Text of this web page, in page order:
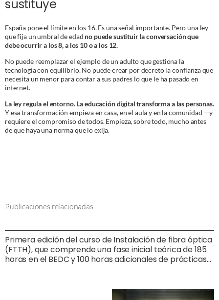
sustituye
España pone el límite en los 16. Es una señal importante. Pero una ley
que fija un umbral de edad no puede sustituir la conversación que
debe ocurrir a los 8, a los 10 o a los 12.
No puede reemplazar el ejemplo de un adulto que gestiona la
tecnología con equilibrio. No puede crear por decreto la confianza que
necesita un menor para contar a sus padres lo que le ha pasado en
internet.
La ley regula el entorno. La educación digital transforma a las personas.
Y esa transformación empieza en casa, en el aula y en la comunidad —y
requiere el compromiso de todos. Empieza, sobre todo, mucho antes
de que haya una norma que lo exija.
Publicaciones relacionadas
Primera edición del curso de Instalación de fibra óptica
(FTTH), que comprende una fase inicial teórica de 185
horas en el BEDC y 100 horas adicionales de prácticas